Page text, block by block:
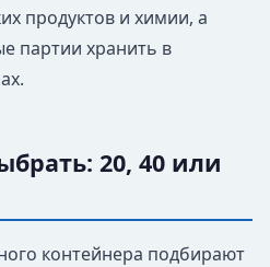
продуктов и химии, а
партии хранить в
20, 40 или
контейнера подбирают